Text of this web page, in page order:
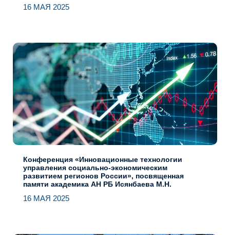
16 МАЯ 2025
Конференция «Инновационные технологии
управления социально-экономическим
развитием регионов России», посвященная
памяти академика АН РБ Исянбаева М.Н.
16 МАЯ 2025